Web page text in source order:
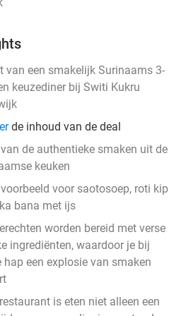
van een smakelijk Surinaams 3-
keuzediner bij Switi Kukru
de inhoud van de deal
de authentieke smaken uit de
keuken
voor saotosoep, roti kip
bana met ijs
worden bereid met verse
ingrediënten, waardoor je bij
hap een explosie van smaken
is eten niet alleen een